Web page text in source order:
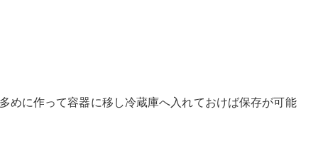
めに作って容器に移し冷蔵庫へ入れておけば保存が可能